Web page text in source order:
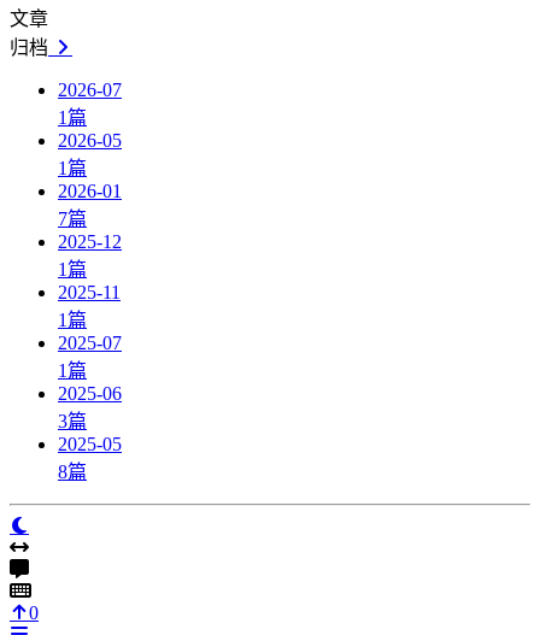
文章
归档
2026-07
1篇
2026-05
1篇
2026-01
7篇
2025-12
1篇
2025-11
1篇
2025-07
1篇
2025-06
3篇
2025-05
8篇
0